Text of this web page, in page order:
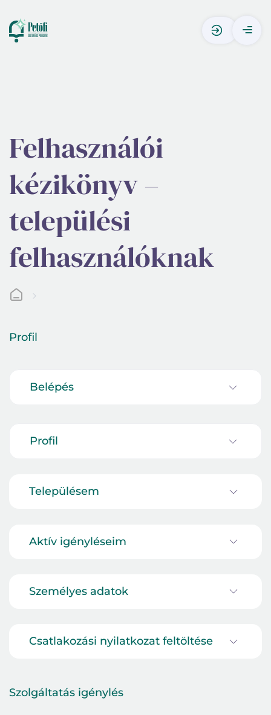
Felhasználói
kézikönyv –
települési
felhasználóknak
Profil
Belépés
Profil
Településem
Aktív igényléseim
Személyes adatok
Csatlakozási nyilatkozat feltöltése
Szolgáltatás igénylés